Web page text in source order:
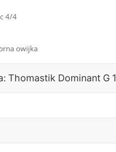
4/4
owijka
Thomastik Dominant G